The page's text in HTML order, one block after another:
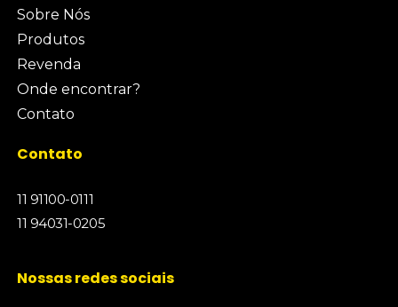
Sobre Nós
Produtos
Revenda
Onde encontrar?
Contato
Contato
11 91100-0111
11 94031-0205
Nossas redes sociais